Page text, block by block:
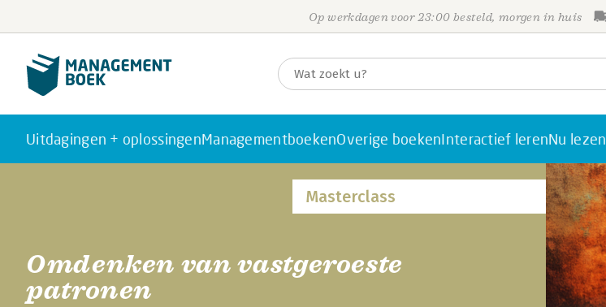
Op werkdagen voor 23:00 besteld, morgen in huis
Uitdagingen + oplossingenManagementboekenOverige boekenInteractief lerenNu lezen
Masterclass
Omdenken van vastgeroeste
patronen